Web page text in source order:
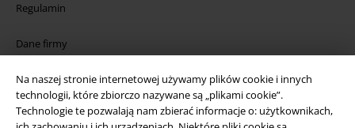
Na naszej stronie internetowej używamy plików cookie i innych
technologii, które zbiorczo nazywane są „plikami cookie”.
Technologie te pozwalają nam zbierać informacje o: użytkownikach,
Regulamin
Dane firmy
Polityka prywatności
Unieszkodliwianie odpadów i ochrona środowiska